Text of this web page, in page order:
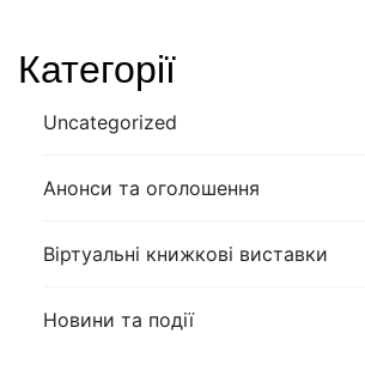
Категорії
Uncategorized
Анонси та оголошення
Віртуальні книжкові виставки
Новини та події